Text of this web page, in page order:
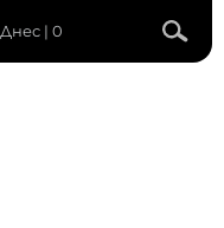
Днес | 0